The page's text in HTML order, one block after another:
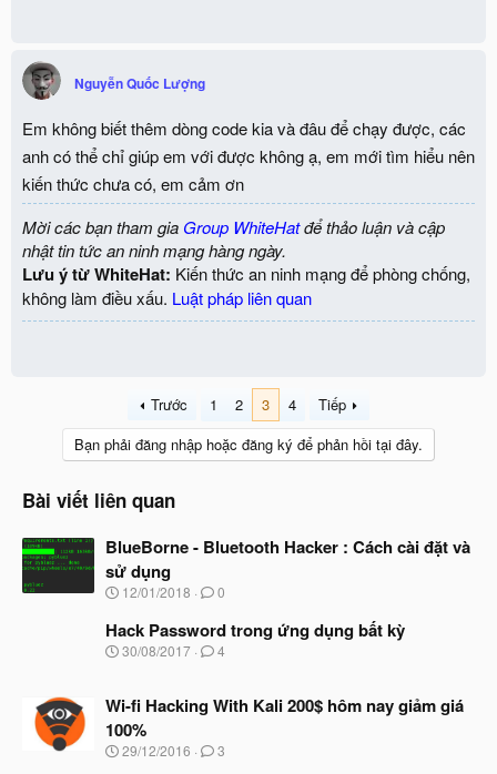
Nguyễn Quốc Lượng
Em không biết thêm dòng code kia và đâu để chạy được, các
anh có thể chỉ giúp em với được không ạ, em mới tìm hiểu nên
kiến thức chưa có, em cảm ơn
Mời các bạn tham gia Group WhiteHatđể thảo luận và cập
nhật tin tức an ninh mạng hàng ngày.
Lưu ý từ WhiteHat: Kiến thức an ninh mạng để phòng chống,
không làm điều xấu. Luật pháp liên quan
Trước 1 2 3 4
Tiếp
Bạn phải đăng nhập hoặc đăng ký để phản hồi tại đây.
Bài viết liên quan
BlueBorne - Bluetooth Hacker : Cách cài đặt và
sử dụng
N
à
y
b
t
đ
ầ
u
12/01/2018 0
Hack Password trong ứng dụng bất kỳ
N
y
b
ắ
t
30/08/2017 4
Wi-fi Hacking With Kali 200$ hôm nay giảm giá
100%
N
29/12/2016 3